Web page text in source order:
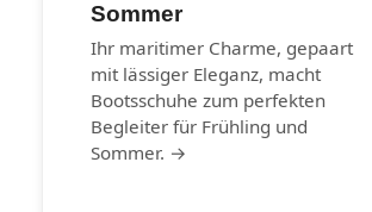
Sommer
Ihr maritimer Charme, gepaart
mit lässiger Eleganz, macht
Bootsschuhe zum perfekten
Begleiter für Frühling und
Sommer. →